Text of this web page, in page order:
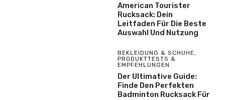
American Tourister
Rucksack: Dein
Leitfaden Für Die Beste
Auswahl Und Nutzung
BEKLEIDUNG & SCHUHE,
PRODUKTTESTS &
EMPFEHLUNGEN
Der Ultimative Guide:
Finde Den Perfekten
Badminton Rucksack Für